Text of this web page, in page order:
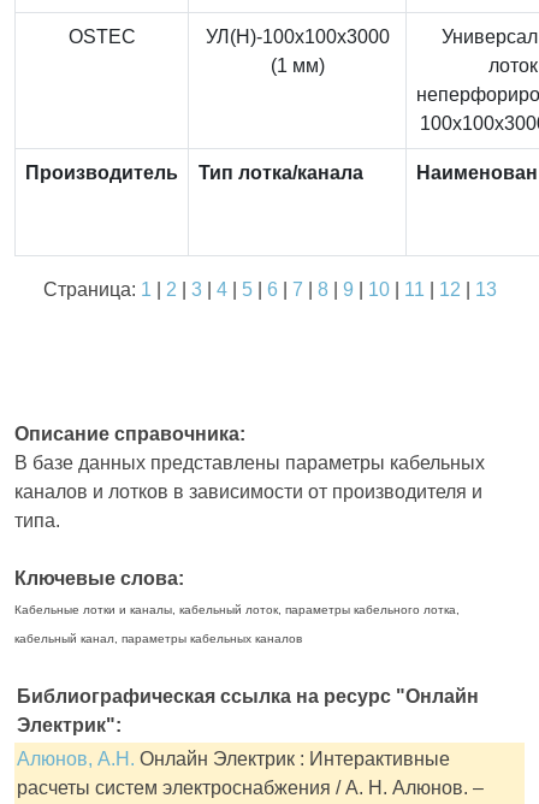
OSTEC
УЛ(Н)-100x100x3000
(1 мм)
лоток
Производитель Тип лотка/канала
Страница: 1 2 3| 4| 5| 6 7 8| 9 10| 11 12 13
Описание справочника:
В базе данных представлены параметры кабельных
каналов и лотков в зависимости от производителя и
типа.
Ключевые слова:
Кабельные лотки и каналы, кабельный лоток, параметры кабельного лотка,
кабельный канал, параметры кабельных каналов
Библиографическая ссылка на ресурс "Онлайн
Электрик":
Алюнов, А.Н. Онлайн Электрик : Интерактивные
расчеты систем электроснабжения / А. Н. Алюнов. –